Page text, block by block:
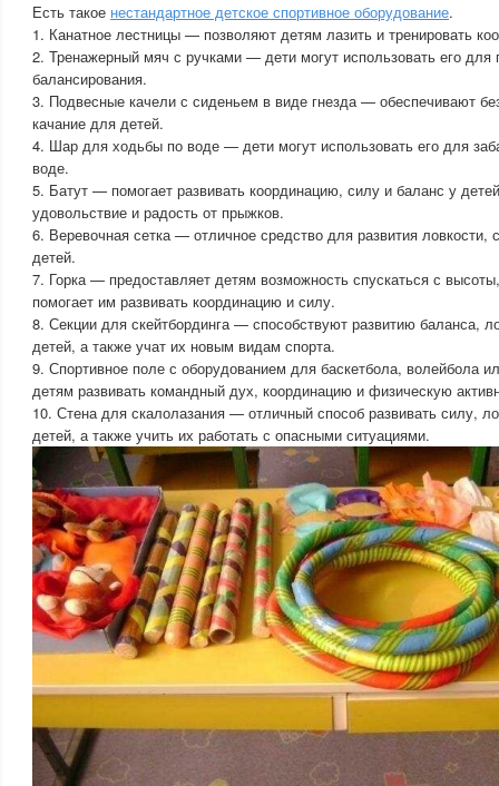
Есть такое нестандартное детское спортивное оборудование.
1. Канатное лестницы — позволяют детям лазить и тренировать
2. Тренажерный мяч с ручками — дети могут использовать его
балансирования.
3. Подвесные качели с сиденьем в виде гнезда — обеспечивают
качание для детей.
4. Шар для ходьбы по воде — дети могут использовать его для
воде.
5. Батут — помогает развивать координацию, силу и баланс у
удовольствие и радость от прыжков.
6. Веревочная сетка — отличное средство для развития ловкости,
детей.
7. Горка — предоставляет детям возможность спускаться с
помогает им развивать координацию и силу.
8. Секции для скейтбординга — способствуют развитию баланса,
детей, а также учат их новым видам спорта.
9. Спортивное поле с оборудованием для баскетбола, волейбола
детям развивать командный дух, координацию и физическую
10. Стена для скалолазания — отличный способ развивать силу,
детей, а также учить их работать с опасными ситуациями.